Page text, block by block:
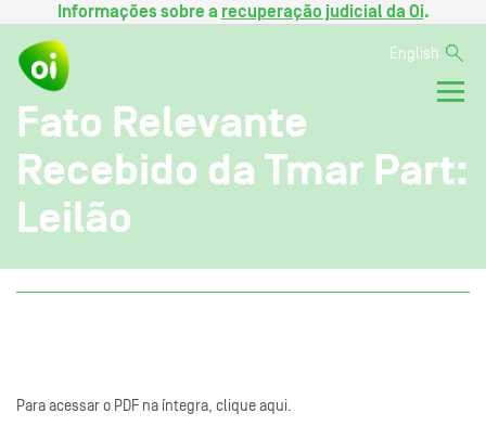
Informações sobre a recuperação judicial da Oi.
English
Fato Relevante
Recebido da Tmar Part:
Leilão
Para acessar o PDF na íntegra, clique aqui.